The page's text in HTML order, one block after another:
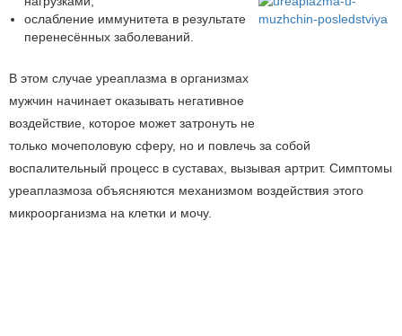
ослабление иммунитета в результате
перенесённых заболеваний.
В этом случае уреаплазма в организмах
мужчин начинает оказывать негативное
воздействие, которое может затронуть не
только мочеполовую сферу, но и повлечь за собой
воспалительный процесс в суставах, вызывая артрит. Симптомы
уреаплазмоза объясняются механизмом воздействия этого
микроорганизма на клетки и мочу.